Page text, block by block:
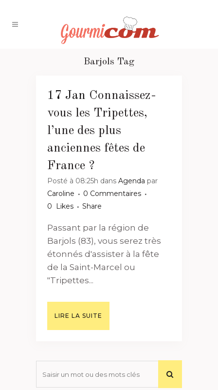
Barjols Tag
17 Jan Connaissez-
vous les Tripettes,
l’une des plus
anciennes fêtes de
France ?
Posté à 08:25h dans Agenda par
Caroline
0 Commentaires
0
Likes Share
Passant par la région de
Barjols (83), vous serez très
étonnés d'assister à la fête
de la Saint-Marcel ou
"Tripettes...
LIRE LA SUITE